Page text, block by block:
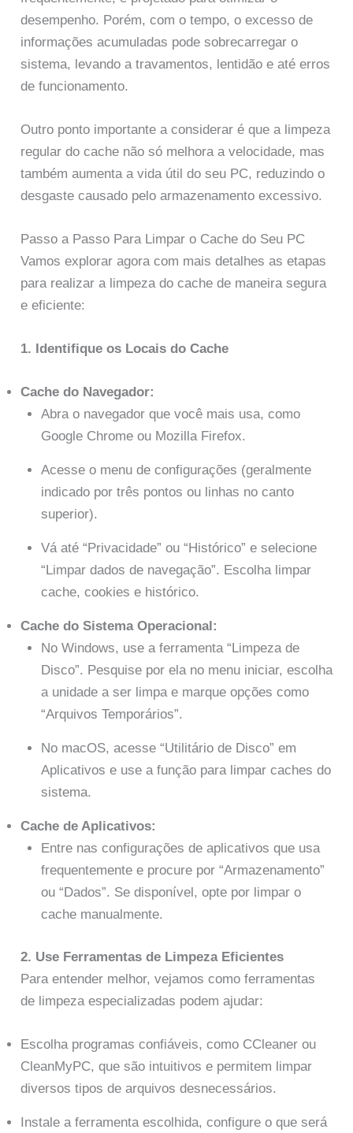
desempenho. Porém, com o tempo, o excesso de
informações acumuladas pode sobrecarregar o
sistema, levando a travamentos, lentidão e até erros
de funcionamento.
Outro ponto importante a considerar é que a limpeza
regular do cache não só melhora a velocidade, mas
também aumenta a vida útil do seu PC, reduzindo o
desgaste causado pelo armazenamento excessivo.
Passo a Passo Para Limpar o Cache do Seu PC
Vamos explorar agora com mais detalhes as etapas
para realizar a limpeza do cache de maneira segura
e eficiente:
1. Identifique os Locais do Cache
Cache do Navegador:
Abra o navegador que você mais usa, como
Google Chrome ou Mozilla Firefox.
Acesse o menu de configurações (geralmente
indicado por três pontos ou linhas no canto
superior).
Vá até “Privacidade” ou “Histórico” e selecione
“Limpar dados de navegação”. Escolha limpar
cache, cookies e histórico.
Cache do Sistema Operacional:
No Windows, use a ferramenta “Limpeza de
Disco”. Pesquise por ela no menu iniciar, escolha
a unidade a ser limpa e marque opções como
“Arquivos Temporários”.
No macOS, acesse “Utilitário de Disco” em
Aplicativos e use a função para limpar caches do
sistema.
Cache de Aplicativos:
Entre nas configurações de aplicativos que usa
frequentemente e procure por “Armazenamento”
ou “Dados”. Se disponível, opte por limpar o
cache manualmente.
2. Use Ferramentas de Limpeza Eficientes
Para entender melhor, vejamos como ferramentas
de limpeza especializadas podem ajudar:
Escolha programas confiáveis, como CCleaner ou
CleanMyPC, que são intuitivos e permitem limpar
diversos tipos de arquivos desnecessários.
Instale a ferramenta escolhida, configure o que será